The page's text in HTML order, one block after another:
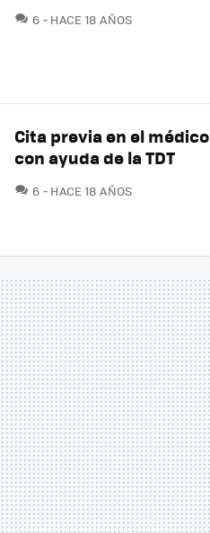
6 COMENTARIOS
HACE 18 AÑOS
Cita previa en el médico
con ayuda de la TDT
6 COMENTARIOS
HACE 18 AÑOS